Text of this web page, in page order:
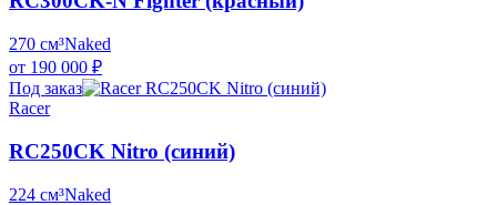
270 см³Naked
от 190 000 ₽
Под заказ
Racer
RC250CK Nitro (синий)
224 см³Naked